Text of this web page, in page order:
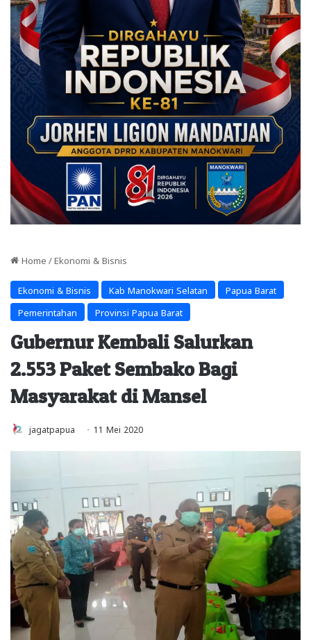
Home / Ekonomi & Bisnis
Ekonomi & Bisnis Kab Manokwari Selatan Papua Barat
Pemerintahan Provinsi Papua Barat
Gubernur Kembali Salurkan
2.553 Paket Sembako Bagi
Masyarakat di Mansel
jagatpapua 11 Mei 2020